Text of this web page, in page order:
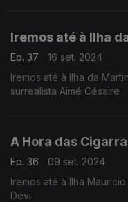
Iremos até à Ilha
Ep. 37
16 set. 2024
Iremos até à Ilha da
surrealista Aimé Césaire
A Hora das
Ep. 36
09 set. 2024
Iremos até à Ilha
Devi